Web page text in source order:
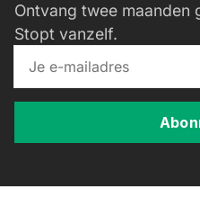
Ontvang twee maanden
Stopt vanzelf.